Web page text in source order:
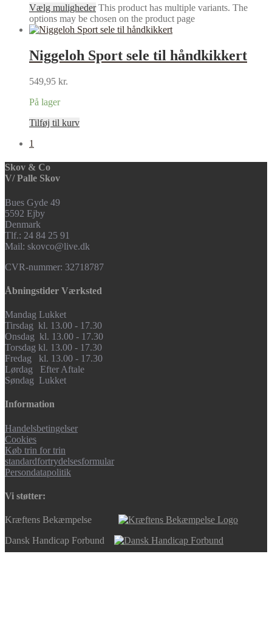
Vælg mulighederThis product has multiple variants. The
options may be chosen on the product page
Niggeloh Sport sele til håndkikkert
549,95 kr.
På lager
Tilføj til kurv
1
Skov & Co
V/ Palle Skov
Bues Gyde 49
5592 Ejby
Denmark
Tlf.: 24 84 25 91
Mail: skovco@live.dk
CVR-nummer: 32718787
Åbningstider Værksted
Mandag Lukket
Tirsdag kl. 13.00 - 17.30
Onsdag kl. 13.00 - 17.30
Torsdag kl. 13.00 - 17.30
Fredag kl. 13.00 - 17.30
Lørdag Efter Aftale
Søndag Lukket
Information
Handelsbetingelser
Cookies
Køb trin for trin
standardfortrydelsesformular
Persondatapolitik
Vi støtter:
Kræftens Bekæmpelse
Dansk Handicap Forbund